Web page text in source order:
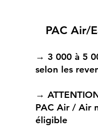
PAC Air/
→ 3 000 à 5
selon les
→
PAC Air / Air
éligible